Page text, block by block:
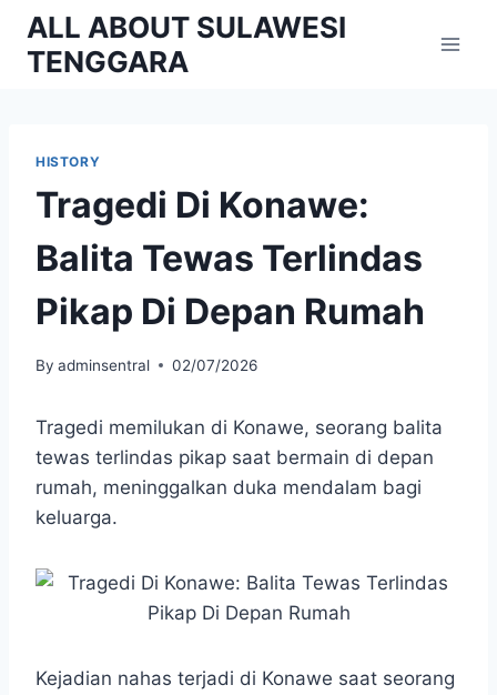
Skip
content
ALL ABOUT SULAWESI
TENGGARA
HISTORY
Tragedi Di Konawe:
Balita Tewas Terlindas
Pikap Di Depan Rumah
By adminsentral 02/07/2026
Tragedi memilukan di Konawe, seorang balita
tewas terlindas pikap saat bermain di depan
rumah, meninggalkan duka mendalam bagi
keluarga.
Kejadian nahas terjadi di Konawe saat seorang